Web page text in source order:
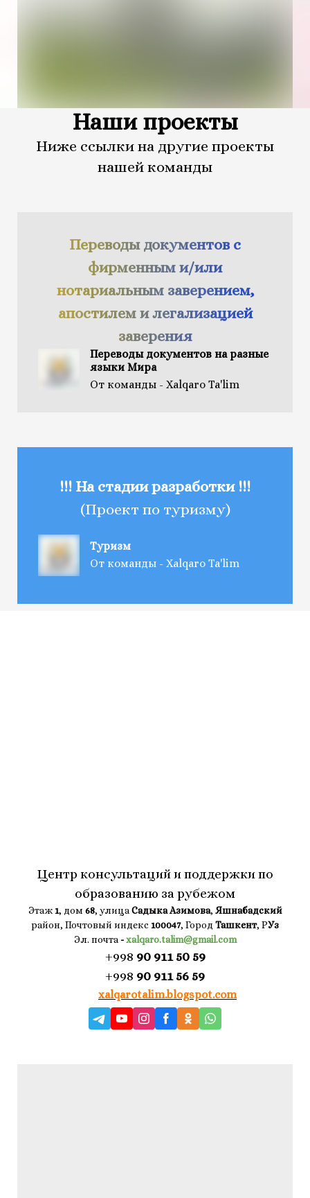
Наши проекты
Ниже ссылки на другие проекты
нашей команды
Переводы документов с
фирменным и/или
нотариальным заверением,
апостилем и легализацией
заверения
Переводы документов на разные
языки Мира
От команды - Xalqaro Ta'lim
!!! На стадии разработки !!!
(Проект по туризму)
Туризм
От команды - Xalqaro Ta'lim
Центр консультаций и поддержки по
образованию за рубежом
Этаж1, дом 68, улицаСадыка Азимова, Яшнабадский
район, Почтовый индекс100047, Город Ташкент, РУз
Эл. почта-xalqaro.talim@gmail.com
+998 90 911 50 59
+998 90 911 56 59
xalqarotalim.blogspot.com